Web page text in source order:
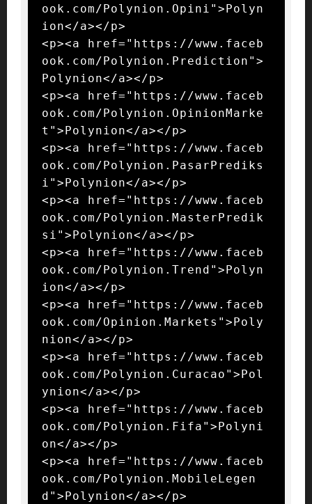
ook.com/Polynion.Opini">Polyn
ion</a></p>
<p><a href="https://www.faceb
ook.com/Polynion.Prediction">
Polynion</a></p>
<p><a href="https://www.faceb
ook.com/Polynion.OpinionMarke
t">Polynion</a></p>
<p><a href="https://www.faceb
ook.com/Polynion.PasarPrediks
i">Polynion</a></p>
<p><a href="https://www.faceb
ook.com/Polynion.MasterPredik
si">Polynion</a></p>
<p><a href="https://www.faceb
ook.com/Polynion.Trend">Polyn
ion</a></p>
<p><a href="https://www.faceb
ook.com/Opinion.Markets">Poly
nion</a></p>
<p><a href="https://www.faceb
ook.com/Polynion.Curacao">Pol
ynion</a></p>
<p><a href="https://www.faceb
ook.com/Polynion.Fifa">Polyni
on</a></p>
<p><a href="https://www.faceb
ook.com/Polynion.MobileLegen
d">Polynion</a></p>